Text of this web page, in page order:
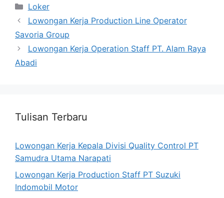
Categories
Loker
Lowongan Kerja Production Line Operator
Savoria Group
Lowongan Kerja Operation Staff PT. Alam Raya
Abadi
Tulisan Terbaru
Lowongan Kerja Kepala Divisi Quality Control PT
Samudra Utama Narapati
Lowongan Kerja Production Staff PT Suzuki
Indomobil Motor